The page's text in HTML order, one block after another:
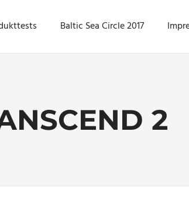
Baltic Sea Circle 2017
2